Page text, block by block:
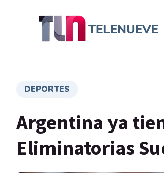
DEPORTES
Argentina ya
Eliminatorias